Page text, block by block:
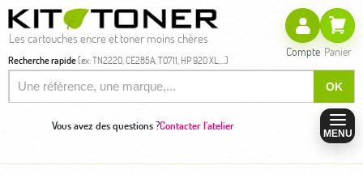
Les cartouches encre et toner moins chères
Recherche rapide(ex: TN2220, CE285A, T0711, HP 920 XL,...)
OK
Compte Panier
Vous avez des questions ?Contacter l'atelier
MENU